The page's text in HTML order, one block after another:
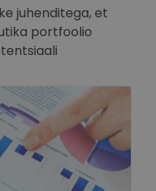
juhenditega, et
portfoolio